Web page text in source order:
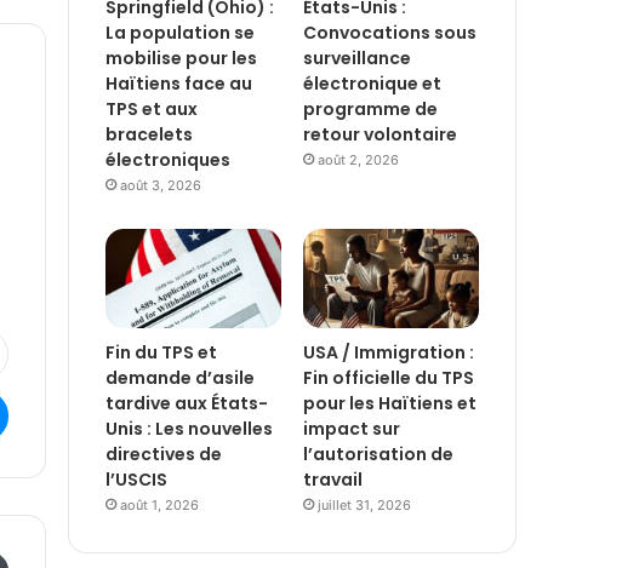
Springfield (Ohio) :
La population se
mobilise pour les
Haïtiens face au
TPS et aux
bracelets
électroniques
août 3, 2026
États-Unis :
Convocations sous
surveillance
électronique et
programme de
retour volontaire
août 2, 2026
Fin du TPS et
demande d’asile
tardive aux États-
Unis : Les nouvelles
directives de
l’USCIS
août 1, 2026
USA / Immigration :
Fin officielle du TPS
pour les Haïtiens et
impact sur
l’autorisation de
travail
juillet 31, 2026